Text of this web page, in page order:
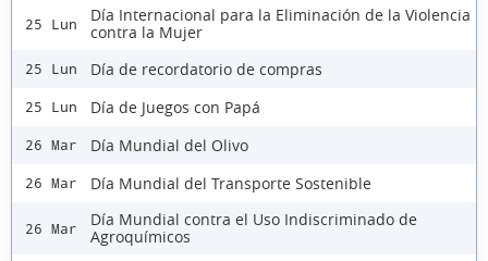
25 Lun
Día Internacional para la Eliminación de la Violencia
contra la Mujer
25 Lun Día de recordatorio de compras
25 Lun Día de Juegos con Papá
26 Mar Día Mundial del Olivo
26 Mar Día Mundial del Transporte Sostenible
26 Mar
Día Mundial contra el Uso Indiscriminado de
Agroquímicos